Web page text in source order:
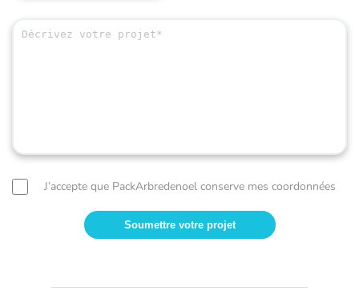
J’accepte que PackArbredenoel conserve mes coordonnées